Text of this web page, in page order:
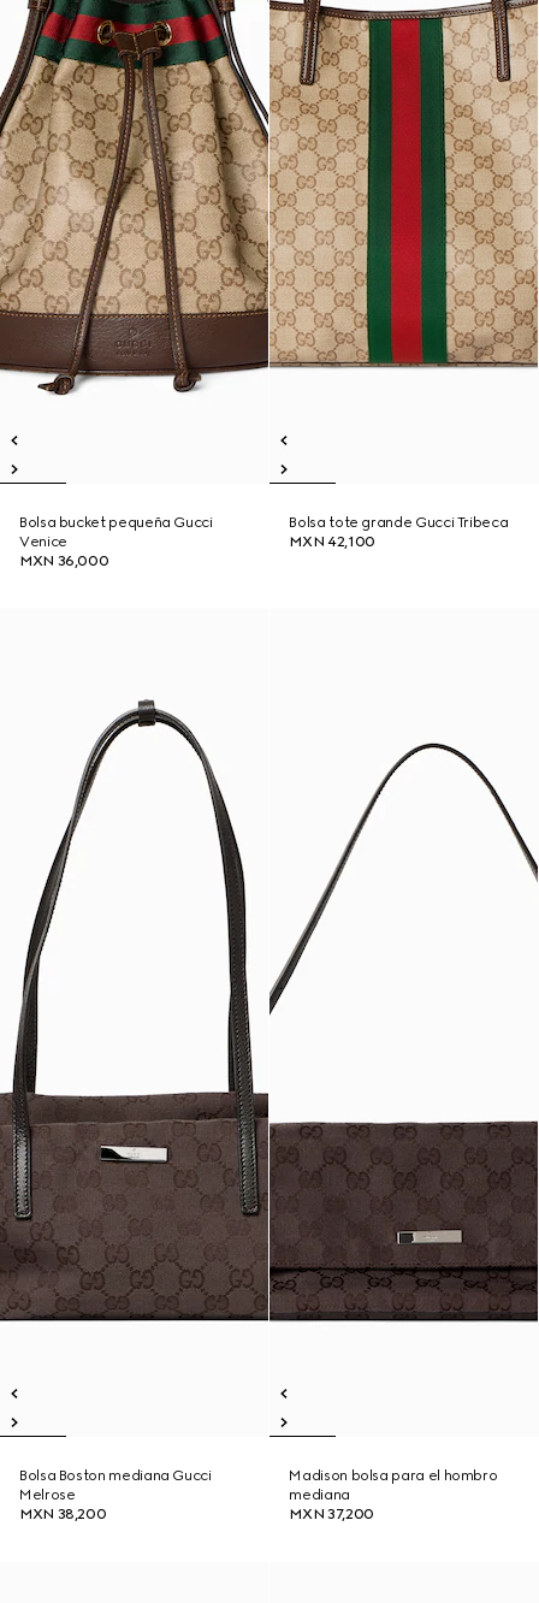
Bolsa bucket pequeña Gucci
Venice
MXN 36,000
Bolsa tote grande Gucci Tribeca
MXN 42,100
Bolsa Boston mediana Gucci
Melrose
MXN 38,200
Madison bolsa para el hombro
mediana
MXN 37,200